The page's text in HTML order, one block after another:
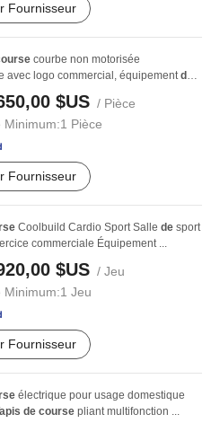
Fournisseur
courbe non motorisée
avec logo commercial, équipementde
$US / Pièce
Minimum:1 Pièce
Fournisseur
Coolbuild Cardio Sport Salle de sport
commerciale Équipement ...
$US / Jeu
Minimum:1 Jeu
Fournisseur
électrique pour usage domestique
de course pliant multifonction ...